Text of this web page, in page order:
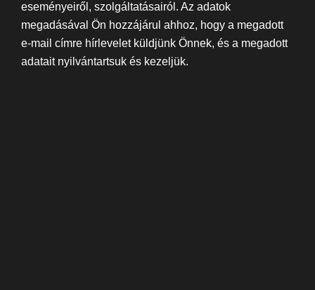
eseményeiről, szolgáltatásairól. Az adatok
megadásával Ön hozzájárul ahhoz, hogy a megadott
e-mail címre hírlevelet küldjünk Önnek, és a megadott
adatait nyilvántartsuk és kezeljük.